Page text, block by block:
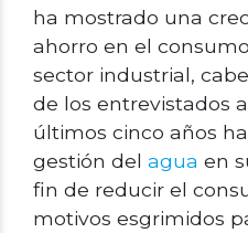
ha mostrado una
ahorro en el
sector industrial,
de los entrevistados
últimos cinco años
gestión del agua en
fin de reducir el
motivos esgrimidos